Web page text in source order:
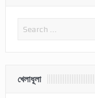
খেলাধূলা